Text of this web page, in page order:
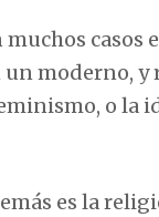
casos
un moderno, y
o la
es la